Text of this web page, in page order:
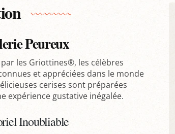
Peureux
les Griottines®, les célèbres
et appréciées dans le monde
cerises sont préparées
expérience gustative inégalée.
Inoubliable